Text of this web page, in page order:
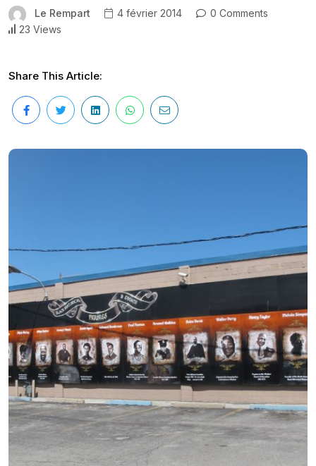
Le Rempart 4 février 2014
0 Comments
23 Views
Share This Article: